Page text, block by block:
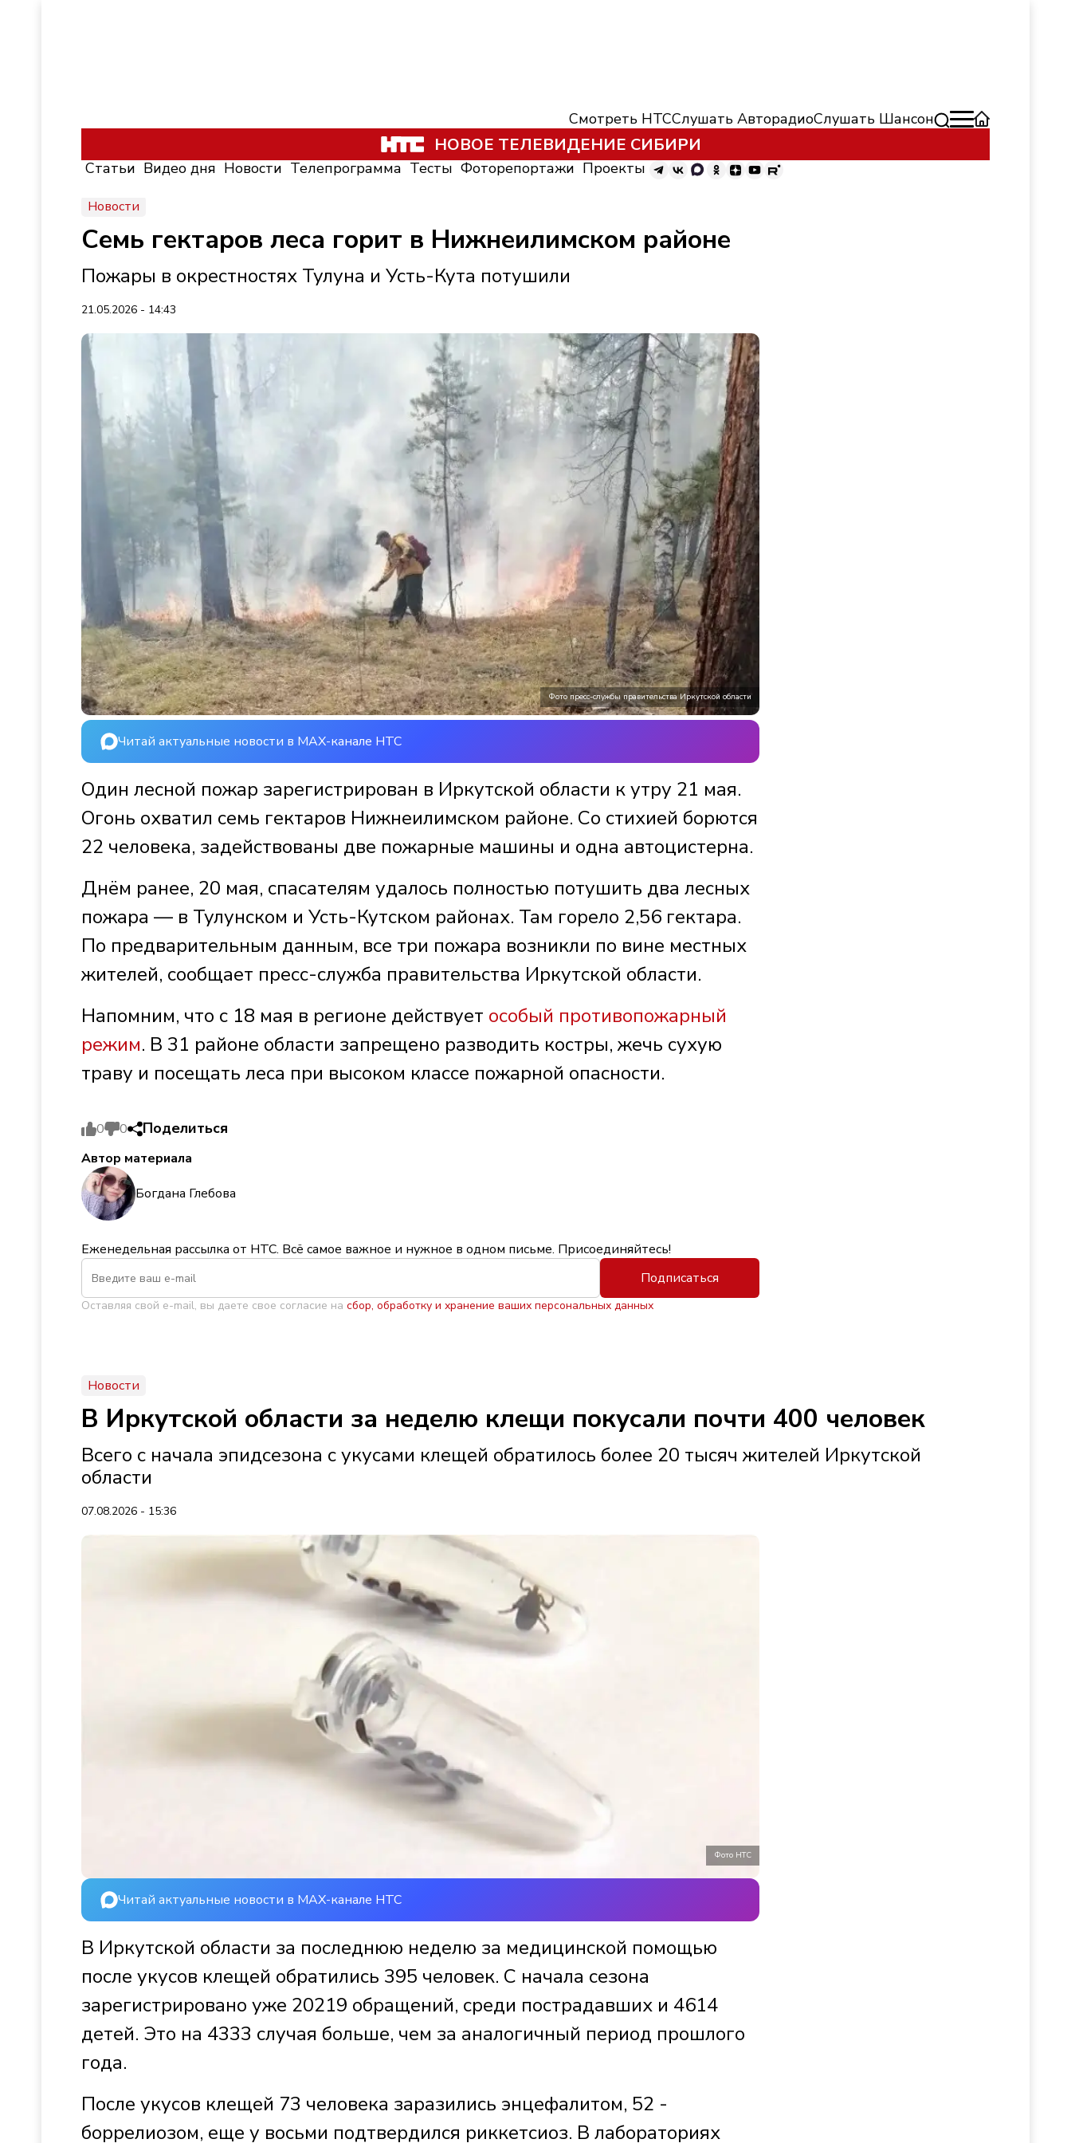
Смотреть НТССлушать АвторадиоСлушать Шансон
НОВОЕ ТЕЛЕВИДЕНИЕ СИБИРИ
Статьи Видео дня Новости Телепрограмма Тесты Фоторепортажи Проекты
Новости
Семь гектаров леса горит в Нижнеилимском районе
Пожары в окрестностях Тулуна и Усть-Кута потушили
21.05.2026 - 14:43
Фото пресс-службы правительства Иркутской области
Читай актуальные новости в MAX-канале НТС
Один лесной пожар зарегистрирован в Иркутской области к утру 21 мая.
Огонь охватил семь гектаров Нижнеилимском районе. Со стихией борются
22 человека, задействованы две пожарные машины и одна автоцистерна.
Днём ранее, 20 мая, спасателям удалось полностью потушить два лесных
пожара — в Тулунском и Усть-Кутском районах. Там горело 2,56 гектара.
По предварительным данным, все три пожара возникли по вине местных
жителей, сообщает пресс-служба правительства Иркутской области.
Напомним, что с 18 мая в регионе действует особый противопожарный
режим. В 31 районе области запрещено разводить костры, жечь сухую
траву и посещать леса при высоком классе пожарной опасности.
0 0 Поделиться
Автор материала
Богдана Глебова
Еженедельная рассылка от НТС. Всё самое важное и нужное в одном письме. Присоединяйтесь!
Подписаться
Оставляя свой e-mail, вы даете свое согласие на сбор, обработку и хранение ваших персональных данных
Новости
В Иркутской области за неделю клещи покусали почти 400 человек
Всего с начала эпидсезона с укусами клещей обратилось более 20 тысяч жителей Иркутской
области
07.08.2026 - 15:36
Фото НТС
Читай актуальные новости в MAX-канале НТС
В Иркутской области за последнюю неделю за медицинской помощью
после укусов клещей обратились 395 человек. С начала сезона
зарегистрировано уже 20219 обращений, среди пострадавших и 4614
детей. Это на 4333 случая больше, чем за аналогичный период прошлого
года.
После укусов клещей 73 человека заразились энцефалитом, 52 -
боррелиозом, еще у восьми подтвердился риккетсиоз. В лабораториях